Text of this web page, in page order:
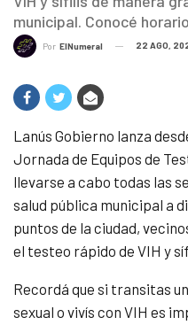
municipal. Conocé
Por ElNumeral 22 AGO,
Lanús Gobierno lanza
Jornada de Equipos de
llevarse a cabo todas las
salud pública municipal a
puntos de la ciudad,
el testeo rápido de VIH y
Recordá que si transitas
sexual o vivís con VIH es